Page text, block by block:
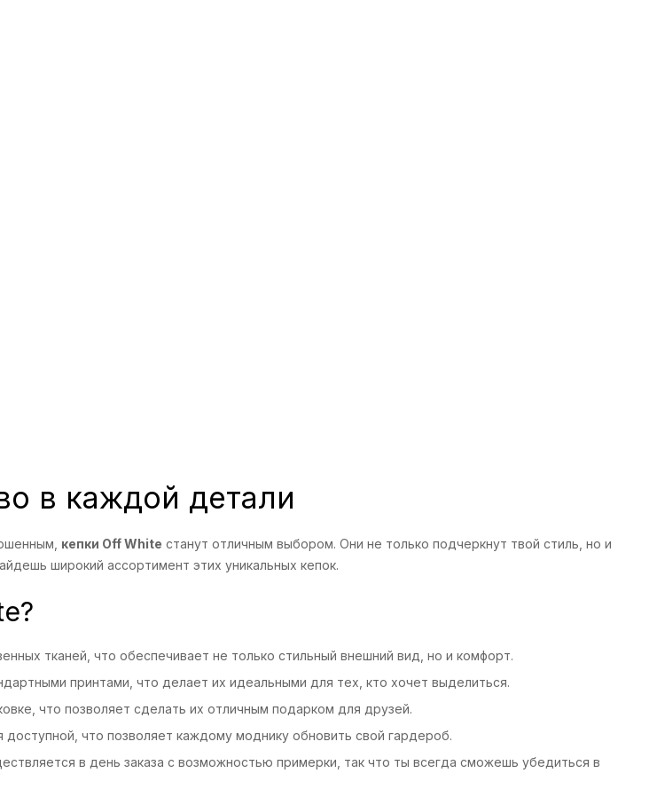
в каждой детали
кепки Off White станут отличным выбором. Они не только подчеркнут твой стиль, но и
широкий ассортимент этих уникальных кепок.
тканей, что обеспечивает не только стильный внешний вид, но и комфорт.
принтами, что делает их идеальными для тех, кто хочет выделиться.
что позволяет сделать их отличным подарком для друзей.
что позволяет каждому моднику обновить свой гардероб.
в день заказа с возможностью примерки, так что ты всегда сможешь убедиться в